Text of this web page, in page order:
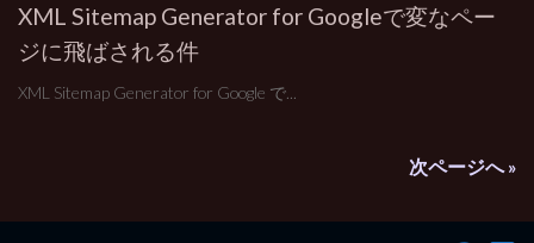
XML Sitemap Generator for Googleで変なペー
ジに飛ばされる件
XML Sitemap Generator for Google で...
次ページへ »